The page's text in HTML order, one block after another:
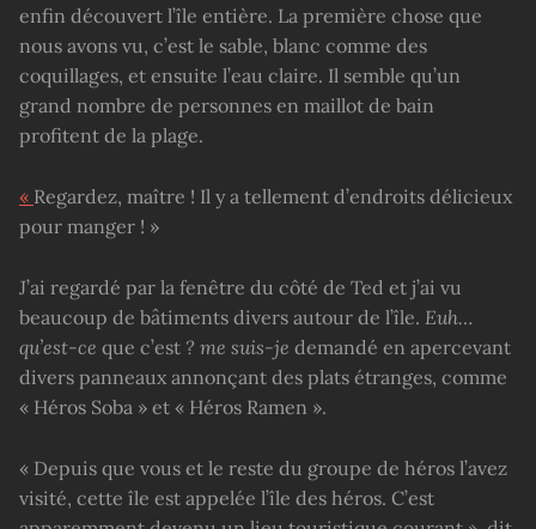
enfin découvert l’île entière. La première chose que
nous avons vu, c’est le sable, blanc comme des
coquillages, et ensuite l’eau claire. Il semble qu’un
grand nombre de personnes en maillot de bain
profitent de la plage.
« Regardez, maître ! Il y a tellement d’endroits délicieux
pour manger ! »
J’ai regardé par la fenêtre du côté de Ted et j’ai vu
beaucoup de bâtiments divers autour de l’île. Euh…
qu’est-ce que c’est ? me suis-je demandé en apercevant
divers panneaux annonçant des plats étranges, comme
« Héros Soba » et « Héros Ramen ».
« Depuis que vous et le reste du groupe de héros l’avez
visité, cette île est appelée l’île des héros. C’est